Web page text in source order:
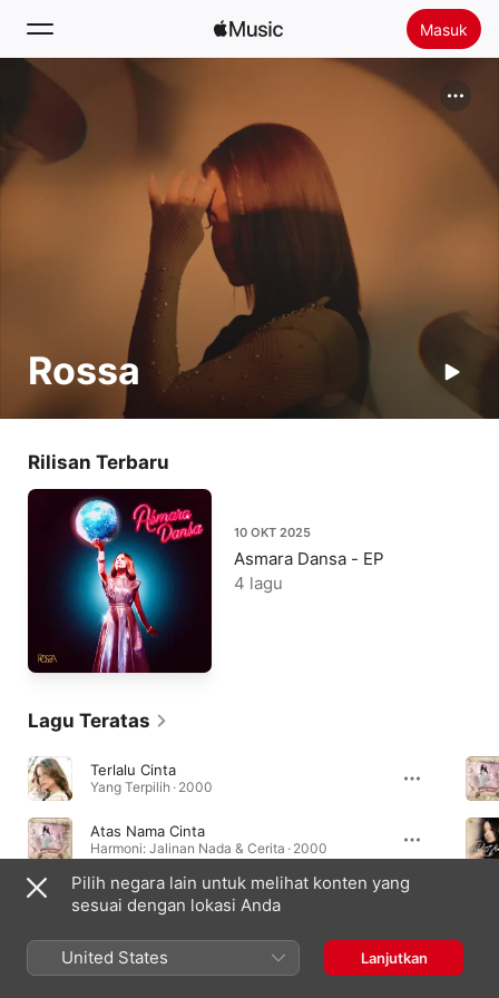
Masuk
Cari
Beranda
Menginstal Apple Music
Rossa
Rilisan Terbaru
10 OKT 2025
Asmara Dansa - EP
4 lagu
Lagu Teratas
Terlalu Cinta
Yang Terpilih · 2000
Atas Nama Cinta
Harmoni: Jalinan Nada & Cerita · 2000
Tak Sanggup Lagi
The Best Of Rossa · 2011
Pilih negara lain untuk melihat konten yang
sesuai dengan lokasi Anda
United States Lanjutkan